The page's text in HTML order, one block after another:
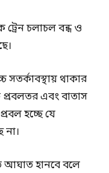
চলাচল বন্ধ ও
থাকার
প্রবলতর এবং বাতাস
হচ্ছে যে
আঘাত হানবে বলে